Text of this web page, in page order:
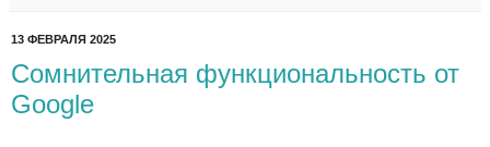
13 ФЕВРАЛЯ 2025
Сомнительная функциональность от
Google